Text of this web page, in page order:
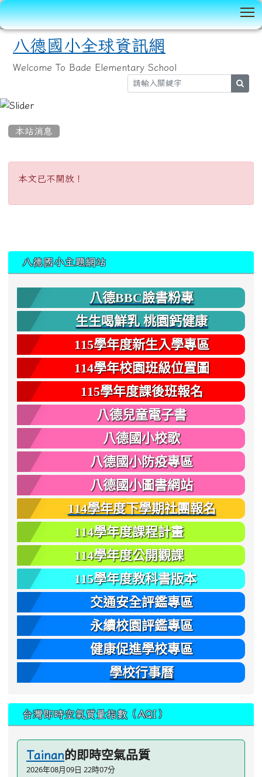
八德國小全球資訊網
Welcome To Bade Elementary School
本站消息
本文已不開放！
八德國小主題網站
八德BBC臉書粉專
生生喝鮮乳 桃園鈣健康
115學年度新生入學專區
114學年校園班級位置圖
115學年度課後班報名
八德兒童電子書
八德國小校歌
八德國小防疫專區
八德國小圖書網站
114學年度下學期社團報名
114學年度課程計畫
114學年度公開觀課
115學年度教科書版本
交通安全評鑑專區
永續校園評鑑專區
健康促進學校專區
學校行事曆
台灣即時空氣質量指數（AQI）
Tainan的即時空氣品質
2026年08月09日 22時07分